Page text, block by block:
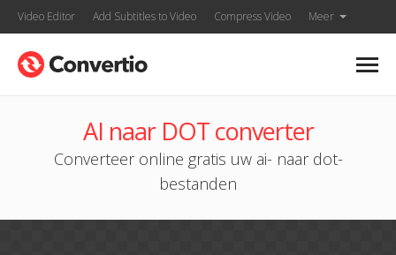
Video Editor Add Subtitles to Video Compress Video Meer
AI naar DOT converter
Converteer online gratis uw ai- naar dot-
bestanden